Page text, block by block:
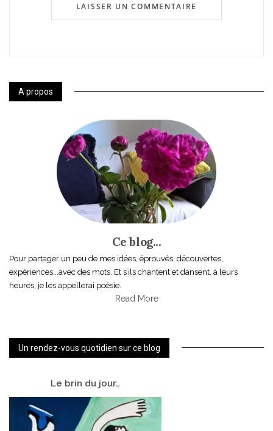
A propos
Ce blog...
Pour partager un peu de mes idées, éprouvés, découvertes,
expériences...avec des mots. Et s’ils chantent et dansent, à leurs
heures, je les appellerai poésie.
Read More
Un rendez-vous quotidien sur ce blog
Le brin du jour…